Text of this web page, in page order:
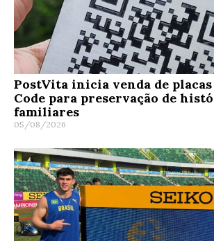
PostVita inicia venda de placas
Code para preservação de
familiares
05/08/2026